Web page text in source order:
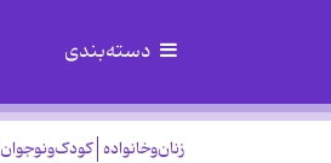
دسته‌بندی
زنان‌وخانواده کودک‌ونوجوان